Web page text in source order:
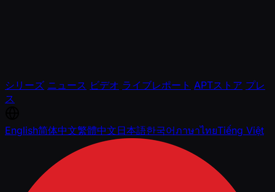
シリーズ ニュース ビデオ ライブレポート APTストア プレ
ス
English简体中文繁體中文日本語한국어ภาษาไทยTiếng Việt